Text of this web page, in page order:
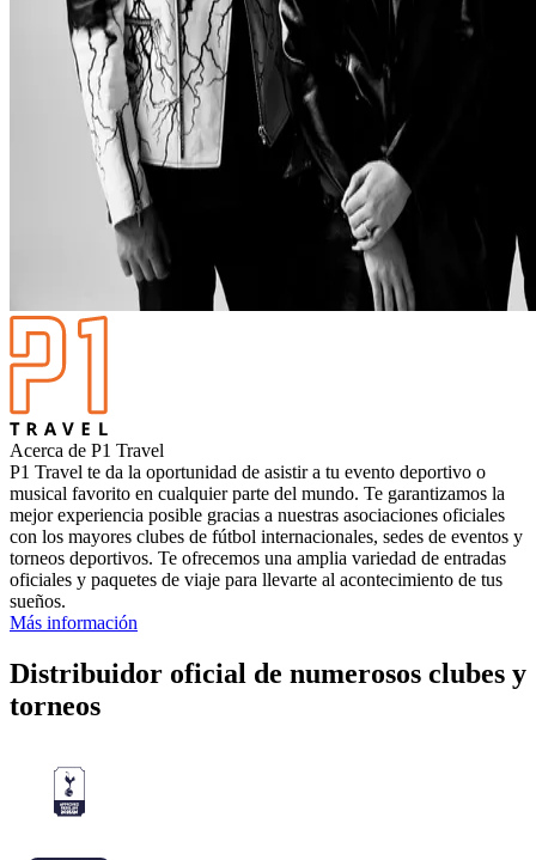
Acerca de P1 Travel
P1 Travel te da la oportunidad de asistir a tu evento deportivo o
musical favorito en cualquier parte del mundo. Te garantizamos la
mejor experiencia posible gracias a nuestras asociaciones oficiales
con los mayores clubes de fútbol internacionales, sedes de eventos y
torneos deportivos. Te ofrecemos una amplia variedad de entradas
oficiales y paquetes de viaje para llevarte al acontecimiento de tus
sueños.
Más información
Distribuidor oficial de numerosos clubes y
torneos